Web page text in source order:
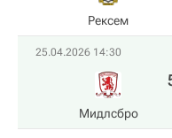
Рексем
25.04.2026 14:30
Мидлсбро